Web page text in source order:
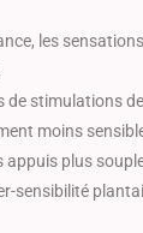
les
de stimulations
moins
appuis plus
sensibilité